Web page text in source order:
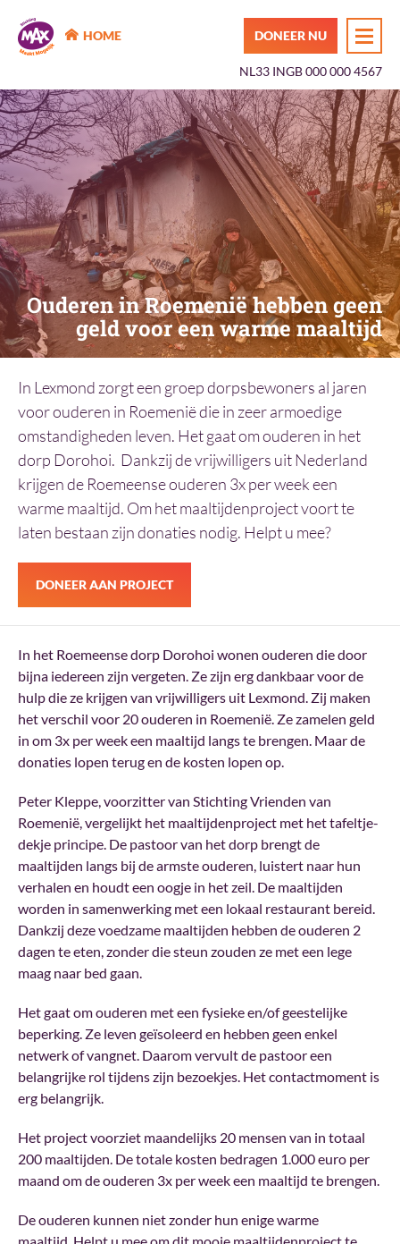
MAX Maakt Mogelijk
HOME DONEER NU
NL33 INGB 000 000 4567
Ouderen in Roemenië hebben geen
geld voor een warme maaltijd
In Lexmond zorgt een groep dorpsbewoners al jaren
voor ouderen in Roemenië die in zeer armoedige
omstandigheden leven. Het gaat om ouderen in het
dorp Dorohoi. Dankzij de vrijwilligers uit Nederland
krijgen de Roemeense ouderen 3x per week een
warme maaltijd. Om het maaltijdenproject voort te
laten bestaan zijn donaties nodig. Helpt u mee?
DONEER AAN PROJECT
In het Roemeense dorp Dorohoi wonen ouderen die door
bijna iedereen zijn vergeten. Ze zijn erg dankbaar voor de
hulp die ze krijgen van vrijwilligers uit Lexmond. Zij maken
het verschil voor 20 ouderen in Roemenië. Ze zamelen geld
in om 3x per week een maaltijd langs te brengen. Maar de
donaties lopen terug en de kosten lopen op.
Peter Kleppe, voorzitter van Stichting Vrienden van
Roemenië, vergelijkt het maaltijdenproject met het tafeltje-
dekje principe. De pastoor van het dorp brengt de
maaltijden langs bij de armste ouderen, luistert naar hun
verhalen en houdt een oogje in het zeil. De maaltijden
worden in samenwerking met een lokaal restaurant bereid.
Dankzij deze voedzame maaltijden hebben de ouderen 2
dagen te eten, zonder die steun zouden ze met een lege
maag naar bed gaan.
Het gaat om ouderen met een fysieke en/of geestelijke
beperking. Ze leven geïsoleerd en hebben geen enkel
netwerk of vangnet. Daarom vervult de pastoor een
belangrijke rol tijdens zijn bezoekjes. Het contactmoment is
erg belangrijk.
Het project voorziet maandelijks 20 mensen van in totaal
200 maaltijden. De totale kosten bedragen 1.000 euro per
maand om de ouderen 3x per week een maaltijd te brengen.
De ouderen kunnen niet zonder hun enige warme